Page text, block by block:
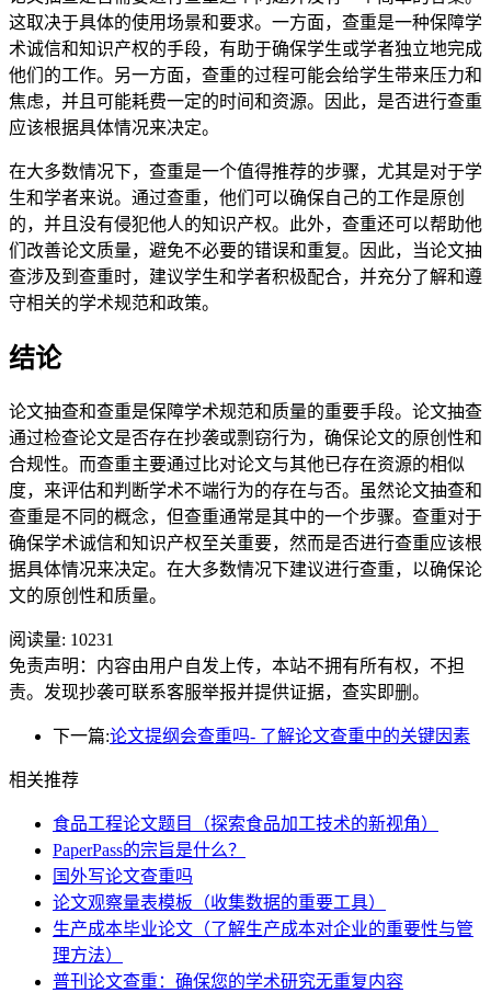
这取决于具体的使用场景和要求。一方面，查重是一种保障学
术诚信和知识产权的手段，有助于确保学生或学者独立地完成
他们的工作。另一方面，查重的过程可能会给学生带来压力和
焦虑，并且可能耗费一定的时间和资源。因此，是否进行查重
应该根据具体情况来决定。
在大多数情况下，查重是一个值得推荐的步骤，尤其是对于学
生和学者来说。通过查重，他们可以确保自己的工作是原创
的，并且没有侵犯他人的知识产权。此外，查重还可以帮助他
们改善论文质量，避免不必要的错误和重复。因此，当论文抽
查涉及到查重时，建议学生和学者积极配合，并充分了解和遵
守相关的学术规范和政策。
结论
论文抽查和查重是保障学术规范和质量的重要手段。论文抽查
通过检查论文是否存在抄袭或剽窃行为，确保论文的原创性和
合规性。而查重主要通过比对论文与其他已存在资源的相似
度，来评估和判断学术不端行为的存在与否。虽然论文抽查和
查重是不同的概念，但查重通常是其中的一个步骤。查重对于
确保学术诚信和知识产权至关重要，然而是否进行查重应该根
据具体情况来决定。在大多数情况下建议进行查重，以确保论
文的原创性和质量。
阅读量: 10231
免责声明：内容由用户自发上传，本站不拥有所有权，不担
责。发现抄袭可联系客服举报并提供证据，查实即删。
下一篇:论文提纲会查重吗- 了解论文查重中的关键因素
相关推荐
食品工程论文题目（探索食品加工技术的新视角）
PaperPass的宗旨是什么？
国外写论文查重吗
论文观察量表模板（收集数据的重要工具）
生产成本毕业论文（了解生产成本对企业的重要性与管
理方法）
普刊论文查重：确保您的学术研究无重复内容